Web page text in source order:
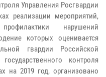
Управления Росгвардии
реализации мероприятий,
нарушений
которых оценивается
гвардии Российской
контроля
на 2019 год, организовано